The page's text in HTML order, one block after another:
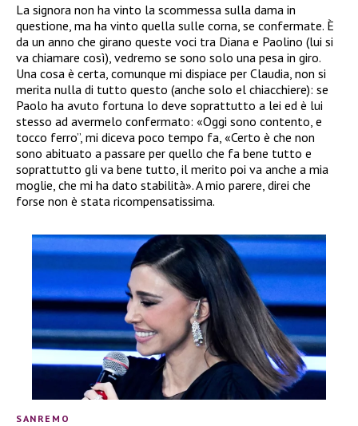
La signora non ha vinto la scommessa sulla dama in
questione, ma ha vinto quella sulle corna, se confermate. È
da un anno che girano queste voci tra Diana e Paolino (lui si
va chiamare così), vedremo se sono solo una pesa in giro.
Una cosa è certa, comunque mi dispiace per Claudia, non si
merita nulla di tutto questo (anche solo el chiacchiere): se
Paolo ha avuto fortuna lo deve soprattutto a lei ed è lui
stesso ad avermelo confermato: «Oggi sono contento, e
tocco ferro”, mi diceva poco tempo fa, «Certo è che non
sono abituato a passare per quello che fa bene tutto e
soprattutto gli va bene tutto, il merito poi va anche a mia
moglie, che mi ha dato stabilità». A mio parere, direi che
forse non è stata ricompensatissima.
SANREMO